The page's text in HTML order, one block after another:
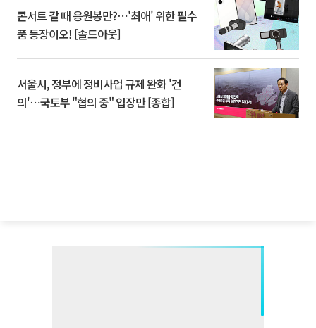
콘서트 갈 때 응원봉만?⋯'최애' 위한 필수
품 등장이오! [솔드아웃]
서울시, 정부에 정비사업 규제 완화 '건
의'⋯국토부 "협의 중" 입장만 [종합]